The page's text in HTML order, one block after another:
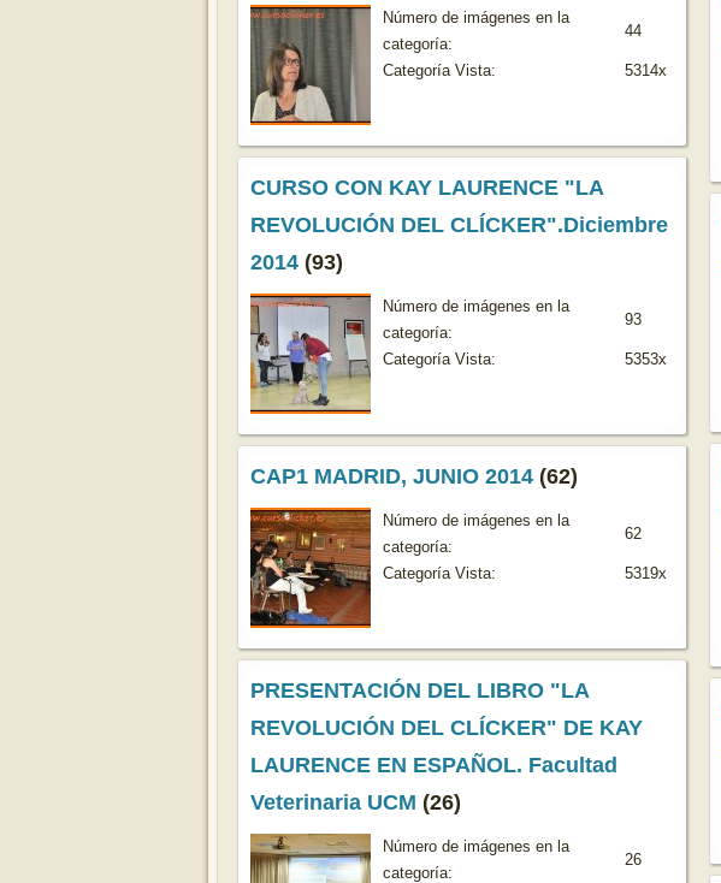
Número de imágenes en la
categoría:
44
Categoría Vista: 5314x
CURSO CON KAY LAURENCE "LA
REVOLUCIÓN DEL CLÍCKER".Diciembre
2014 (93)
Número de imágenes en la
categoría:
93
Categoría Vista: 5353x
CAP1 MADRID, JUNIO 2014 (62)
Número de imágenes en la
categoría:
62
Categoría Vista: 5319x
PRESENTACIÓN DEL LIBRO "LA
REVOLUCIÓN DEL CLÍCKER" DE KAY
LAURENCE EN ESPAÑOL. Facultad
Veterinaria UCM (26)
Número de imágenes en la
categoría:
26